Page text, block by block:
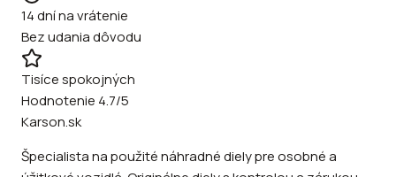
14 dní na vrátenie
Bez udania dôvodu
Tisíce spokojných
Hodnotenie 4.7/5
Karson.sk
Špecialista na použité náhradné diely pre osobné a